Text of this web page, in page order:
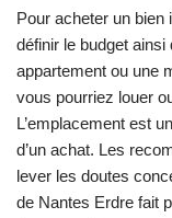
Pour acheter un bien
définir le budget ainsi
appartement ou une
vous pourriez louer
L’emplacement est
d’un achat. Les
lever les doutes
de Nantes Erdre fait